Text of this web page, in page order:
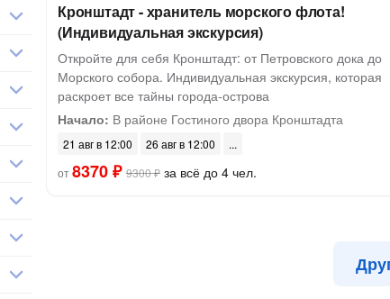
Кронштадт - хранитель морского флота!
(Индивидуальная экскурсия)
Откройте для себя Кронштадт: от Петровского дока до
Морского собора. Индивидуальная экскурсия, которая
раскроет все тайны города-острова
Начало: В районе Гостиного двора Кронштадта
21 авг в 12:00
26 авг в 12:00
от8370 ₽ 9300 ₽ за всё до 4 чел.